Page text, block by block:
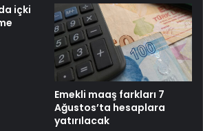
içki
Emekli maaş farkları 7
Ağustos’ta hesaplara
yatırılacak